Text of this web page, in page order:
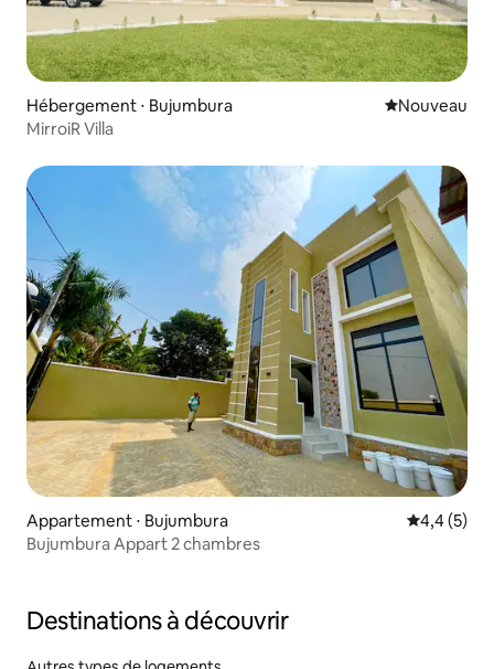
Hébergement ⋅ Bujumbura Nouvel
Nouveau
MirroiR Villa
Appartement ⋅ Bujumbura Évaluation
4,4 (5)
Bujumbura Appart 2 chambres
Destinations à découvrir